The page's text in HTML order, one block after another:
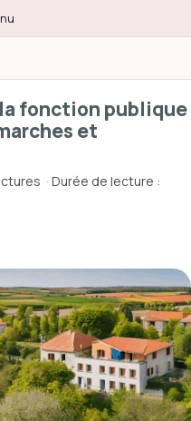
fonction publique
et
· Durée de lecture :